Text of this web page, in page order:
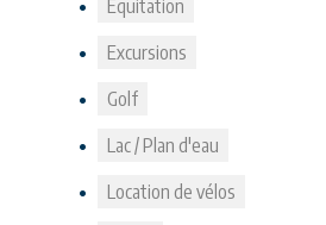
Equitation
Excursions
Golf
Lac / Plan d'eau
Location de vélos